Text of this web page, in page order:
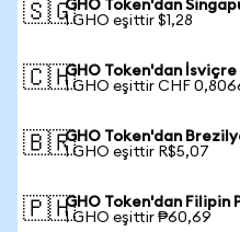
🇸🇬GHO Token'dan
1 GHO eşittir $1,28
🇨🇭GHO Token'dan İsviçre
1 GHO eşittir CHF
🇧🇷GHO Token'dan
1 GHO eşittir R$5,07
🇵🇭GHO Token'dan Filipin
1 GHO eşittir ₱60,69